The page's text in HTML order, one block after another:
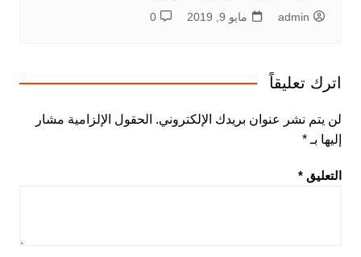
admin مايو 9, 2019 0
اترك تعليقاً
لن يتم نشر عنوان بريدك الإلكتروني. الحقول الإلزامية مشار
إليها بـ *
التعليق *